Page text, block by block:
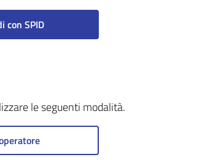
con SPID
le seguenti modalità.